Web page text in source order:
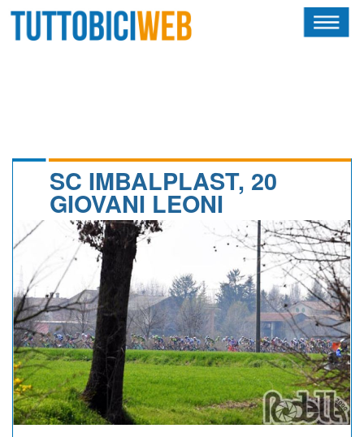
CALENDARIO
OSCAR
ALBI D'ORO
NEWSLETTER
SC IMBALPLAST, 20
GIOVANI LEONI